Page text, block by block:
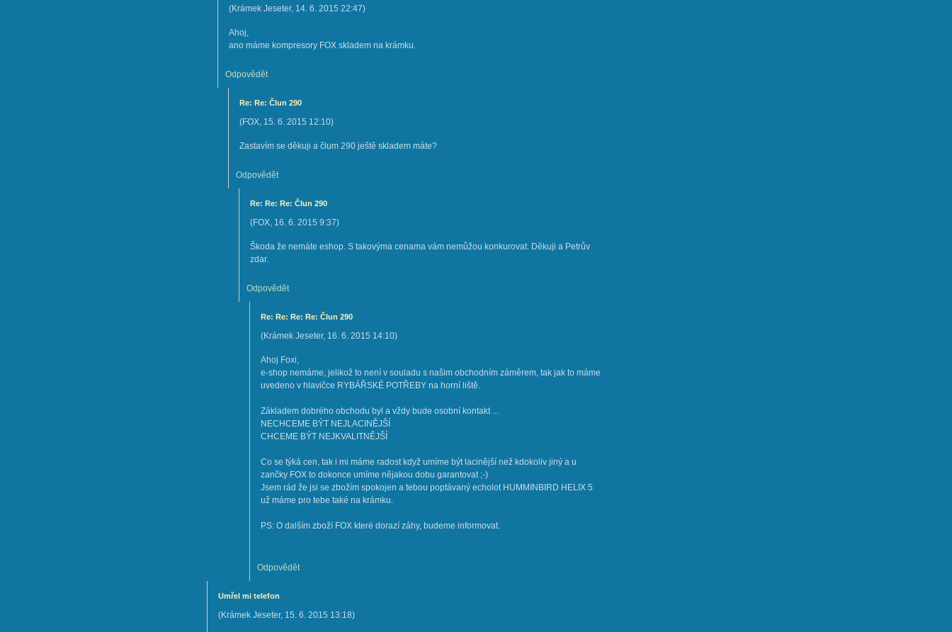
(Krámek Jeseter, 14. 6. 2015 22:47)
Ahoj,
ano máme kompresory FOX skladem na krámku.
Odpovědět
Re: Re: Člun 290
(FOX, 15. 6. 2015 12:10)
Zastavím se děkuji a člum 290 ještě skladem máte?
Odpovědět
Re: Re: Re: Člun 290
(FOX, 16. 6. 2015 9:37)
Škoda že nemáte eshop. S takovýma cenama vám nemůžou konkurovat. Děkuji a Petrův
zdar.
Odpovědět
Re: Re: Re: Re: Člun 290
(Krámek Jeseter, 16. 6. 2015 14:10)
Ahoj Foxi,
e-shop nemáme, jelikož to není v souladu s našim obchodním záměrem, tak jak to máme
uvedeno v hlavičce RYBÁŘSKÉ POTŘEBY na horní liště.
Základem dobrého obchodu byl a vždy bude osobní kontakt ...
NECHCEME BÝT NEJLACINĚJŠÍ
CHCEME BÝT NEJKVALITNĚJŠÍ
Co se týká cen, tak i mi máme radost když umíme být lacinější než kdokoliv jiný a u
zančky FOX to dokonce umíme nějakou dobu garantovat ;-)
Jsem rád že jsi se zbožím spokojen a tebou poptávaný echolot HUMMINBIRD HELIX 5
už máme pro tebe také na krámku.
PS: O dalším zboží FOX které dorazí záhy, budeme informovat.
Odpovědět
Umřel mi telefon
(Krámek Jeseter, 15. 6. 2015 13:18)